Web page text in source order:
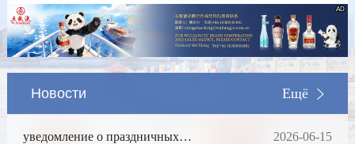
AD
Новости Ещё
уведомление о праздничных
2026-06-15